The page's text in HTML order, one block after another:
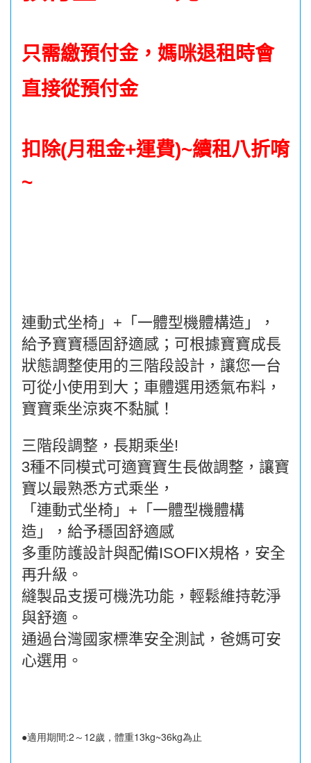
只需繳預付金，媽咪退租時會
直接從預付金
扣除(月租金+運費)~續租八折唷
~
連動式坐椅」+「一體型機體構造」，
給予寶寶穩固舒適感；可根據寶寶成長
狀態調整使用的三階段設計，讓您一台
可從小使用到大；車體選用透氣布料，
寶寶乘坐涼爽不黏膩！
三階段調整，長期乘坐!
3種不同模式可適寶寶生長做調整，讓寶
寶以最熟悉方式乘坐，
「連動式坐椅」+「一體型機體構
造」，給予穩固舒適感
多重防護設計與配備ISOFIX規格，安全
再升級。
縫製品支援可機洗功能，輕鬆維持乾淨
與舒適。
通過台灣國家標準安全測試，爸媽可安
心選用。
●適用期間:2～12歲，體重13kg~36kg為止